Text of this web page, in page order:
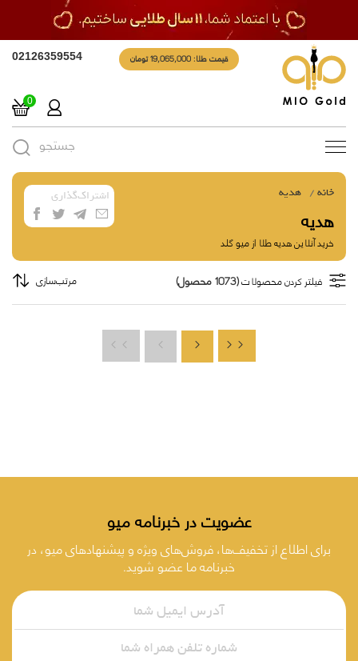
قیمت طلا: 19,065,000 تومان 02126359554
0
Toggle جستجو
خانه هدیه
هدیه
خرید آنلاین هدیه طلا از میو گلد
اشتراک‌گذاری
فیلتر کردن محصولات(1073 محصول) مرتب‌سازی
عضویت در خبرنامه میو
برای اطلاع از تخفیف‌ها، فروش‌های ویژه و پیشنهادهای میو، در
خبرنامه ما عضو شوید.